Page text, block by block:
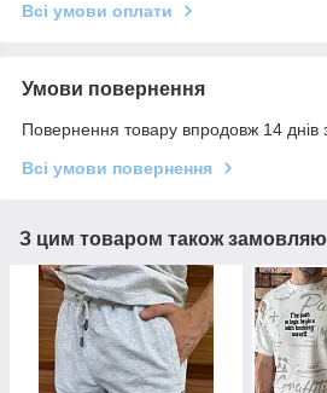
Всі умови оплати
Умови повернення
Повернення товару впродовж 14 днів
Всі умови повернення
З цим товаром також